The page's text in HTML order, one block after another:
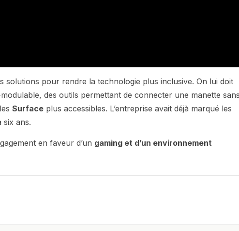
solutions pour rendre la technologie plus inclusive. On lui doit
des outils permettant de connecter une manette
Surface plus accessibles. L’entreprise avait déjà marqué les
six ans.
en faveur d’un gaming et d’un environnement